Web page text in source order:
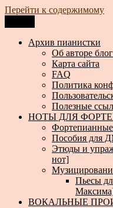
Перейти к содержимому
Архив пианистки
Всё для пианистов: ноты,
Архив пианистки
Об авторе
Карта сайта
FAQ
Политика
Полезные
НОТЫ ДЛЯ
Пособия для
Этюды и
нот]
Пьесы
ВОКАЛЬНЫЕ